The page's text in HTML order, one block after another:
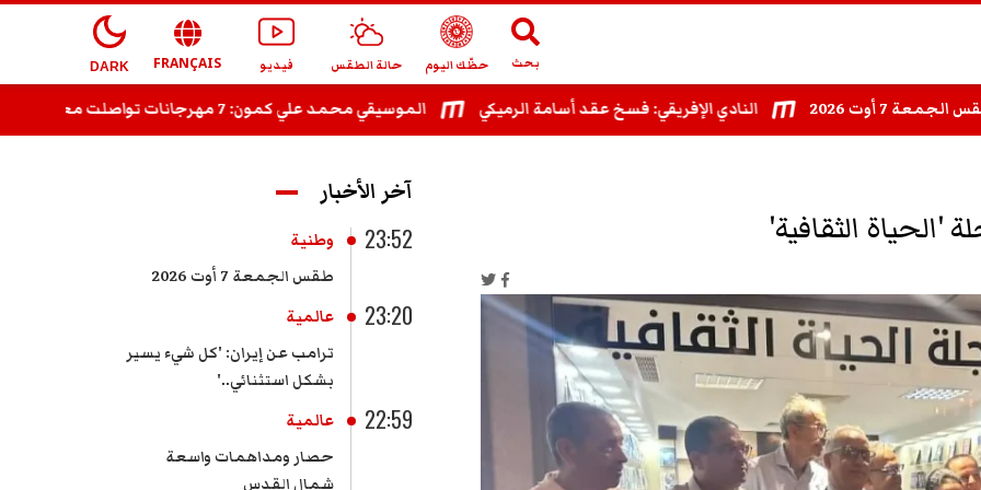
بحث حظّك اليوم حالة الطقس فيديو FRANÇAIS
DARK
الموسيقي محمد علي كمون: 7 مهرجانات تواصلت معي ثم استبعدتني دون توضيح النادي الإفريقي: فسخ عقد أسامة الرميكي 7 أوت 2026
'الحياة الثقافية'
آخر الأخبار
23:52
وطنية
طقس الجمعة 7 أوت 2026
23:20
عالمية
ترامب عن إيران: 'كل شيء يسير
بشكل استثنائي..'
22:59
عالمية
حصار ومداهمات واسعة
شمال القدس